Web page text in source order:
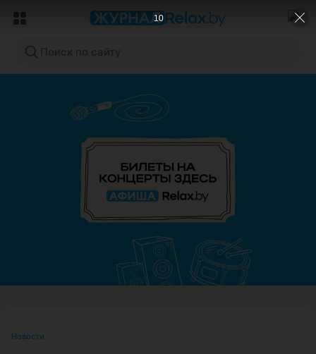
ЭФФЕКТИВНАЯ РЕКЛАМА НА САЙТЕ
Новости
8